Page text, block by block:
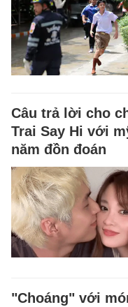
Câu trả lời cho
Trai Say Hi với
năm đồn đoán
"Choáng" với